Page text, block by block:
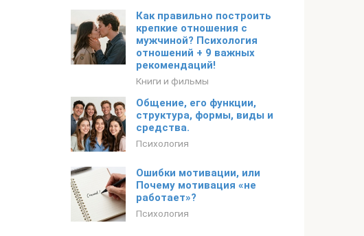
Как правильно построить
крепкие отношения с
мужчиной? Психология
отношений + 9 важных
рекомендаций!
Книги и фильмы
Общение, его функции,
структура, формы, виды и
средства.
Психология
Ошибки мотивации, или
Почему мотивация «не
работает»?
Психология